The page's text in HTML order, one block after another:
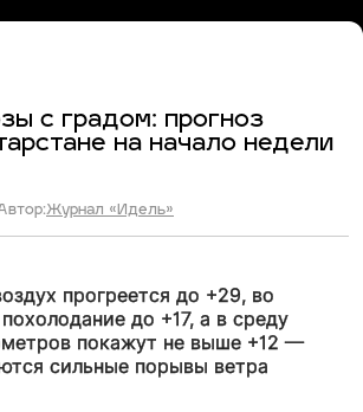
с градом: прогноз
на начало недели
Журнал «Идель»
прогреется до +29, во
до +17, а в среду
покажут не выше +12 —
сильные порывы ветра